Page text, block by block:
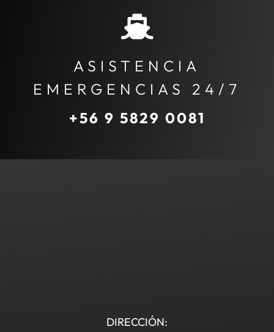
ASISTENCIA
EMERGENCIAS 24/7
+56 9 5829 0081
DIRECCIÓN: